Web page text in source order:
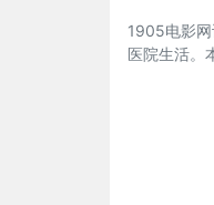
1905电影
医院生活。